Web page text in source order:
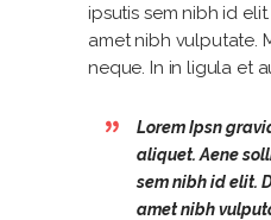
ipsutis sem nibh id
amet nibh vulputate.
neque. In in ligula et
Lorem Ipsn
aliquet. Aene
sem nibh id elit.
amet nibh